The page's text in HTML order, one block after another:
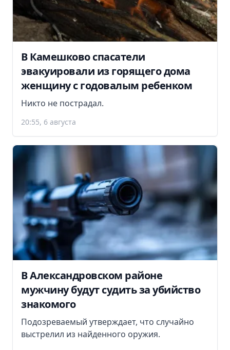
В Камешково спасатели
эвакуировали из горящего дома
женщину с годовалым ребенком
Никто не пострадал.
20:55, 6 августа
В Александровском районе
мужчину будут судить за убийство
знакомого
Подозреваемый утверждает, что случайно
выстрелил из найденного оружия.